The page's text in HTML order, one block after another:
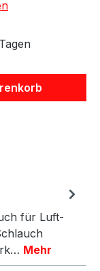
für Luft-
Mehr